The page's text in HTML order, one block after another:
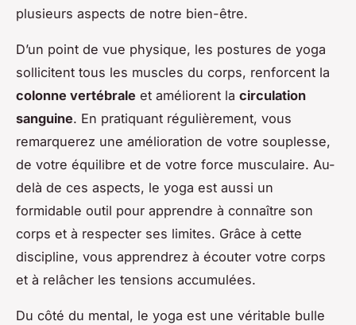
plusieurs aspects de notre bien-être.
D’un point de vue physique, les postures de yoga
sollicitent tous les muscles du corps, renforcent la
colonne vertébrale et améliorent la circulation
sanguine. En pratiquant régulièrement, vous
remarquerez une amélioration de votre souplesse,
de votre équilibre et de votre force musculaire. Au-
delà de ces aspects, le yoga est aussi un
formidable outil pour apprendre à connaître son
corps et à respecter ses limites. Grâce à cette
discipline, vous apprendrez à écouter votre corps
et à relâcher les tensions accumulées.
Du côté du mental, le yoga est une véritable bulle